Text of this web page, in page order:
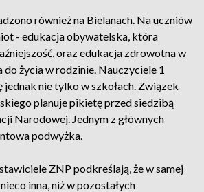
również na Bielanach. Na uczniów
- edukacja obywatelska, która
oraz edukacja zdrowotna w
do życia w rodzinie. Nauczyciele 1
jednak nie tylko w szkołach. Związek
planuje pikietę przed siedzibą
Narodowej. Jednym z głównych
podwyżka.
ZNP podkreślają, że w samej
inna, niż w pozostałych